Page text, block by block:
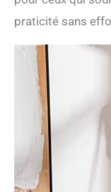
praticité sans